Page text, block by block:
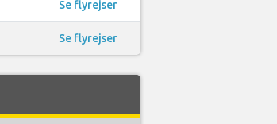
Se flyrejser
Se flyrejser